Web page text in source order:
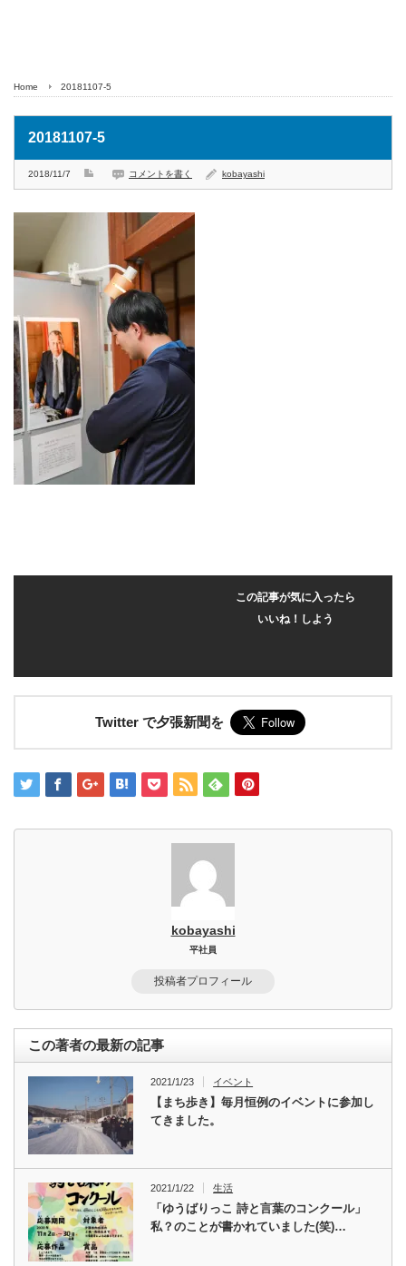
Home 20181107-5
20181107-5
2018/11/7 コメントを書く kobayashi
この記事が気に入ったら
いいね！しよう
Twitter で夕張新聞を
kobayashi
平社員
投稿者プロフィール
この著者の最新の記事
2021/1/23 イベント
【まち歩き】毎月恒例のイベントに参加し
てきました。
2021/1/22 生活
「ゆうばりっこ 詩と言葉のコンクール」
私？のことが書かれていました(笑)…